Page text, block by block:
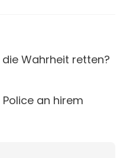
die Wahrheit retten?
an hirem